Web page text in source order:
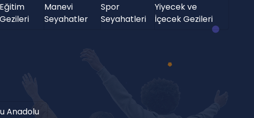
Eğitim
Gezileri
Manevi
Seyahatler
Spor
Seyahatleri
Yiyecek ve
İçecek Gezileri
Anadolu